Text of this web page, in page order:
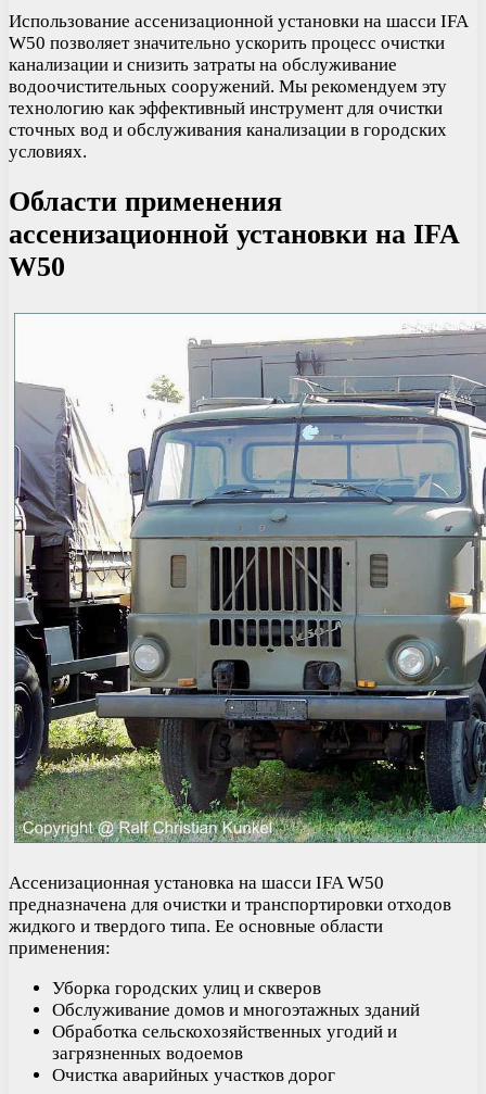
Использование ассенизационной установки на шасси IFA
W50 позволяет значительно ускорить процесс очистки
канализации и снизить затраты на обслуживание
водоочистительных сооружений. Мы рекомендуем эту
технологию как эффективный инструмент для очистки
сточных вод и обслуживания канализации в городских
условиях.
Области применения
ассенизационной установки на IFA
W50
Ассенизационная установка на шасси IFA W50
предназначена для очистки и транспортировки отходов
жидкого и твердого типа. Ее основные области
применения:
Уборка городских улиц и скверов
Обслуживание домов и многоэтажных зданий
Обработка сельскохозяйственных угодий и
загрязненных водоемов
Очистка аварийных участков дорог